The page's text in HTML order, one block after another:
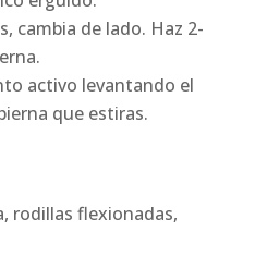
cambia de lado. Haz 2-
activo levantando el
que estiras.
rodillas flexionadas,